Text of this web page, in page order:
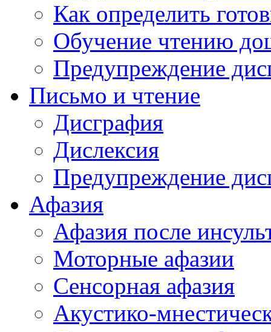
Как определить
Обучение чтению
Предупреждение
Письмо и чтение
Дисграфия
Дислексия
Предупреждение
Афазия
Афазия после
Моторные афазии
Сенсорная афазия
Акустико-